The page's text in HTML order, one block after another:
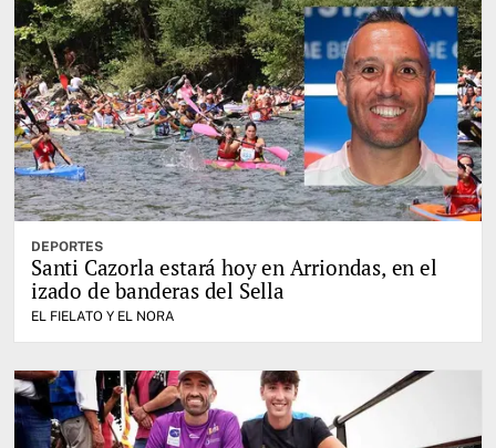
DEPORTES
Santi Cazorla estará hoy en Arriondas, en el
izado de banderas del Sella
EL FIELATO Y EL NORA